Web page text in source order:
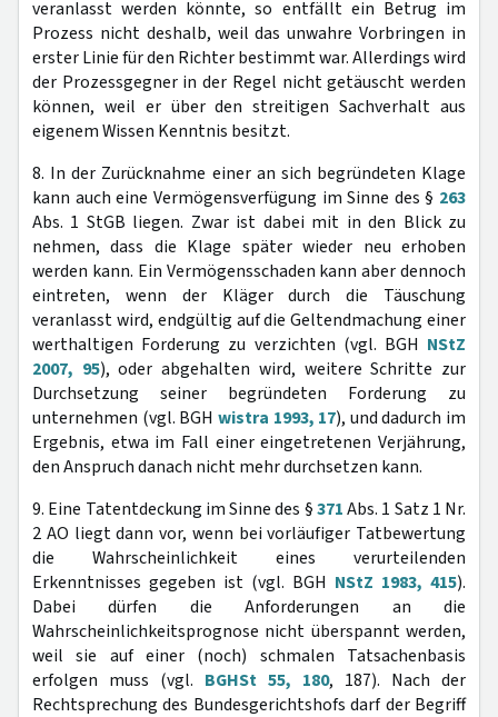
veranlasst werden könnte, so entfällt ein Betrug im
Prozess nicht deshalb, weil das unwahre Vorbringen in
erster Linie für den Richter bestimmt war. Allerdings wird
der Prozessgegner in der Regel nicht getäuscht werden
können, weil er über den streitigen Sachverhalt aus
eigenem Wissen Kenntnis besitzt.
8. In der Zurücknahme einer an sich begründeten Klage
kann auch eine Vermögensverfügung im Sinne des § 263
Abs. 1 StGB liegen. Zwar ist dabei mit in den Blick zu
nehmen, dass die Klage später wieder neu erhoben
werden kann. Ein Vermögensschaden kann aber dennoch
eintreten, wenn der Kläger durch die Täuschung
veranlasst wird, endgültig auf die Geltendmachung einer
werthaltigen Forderung zu verzichten (vgl. BGH NStZ
2007, 95), oder abgehalten wird, weitere Schritte zur
Durchsetzung seiner begründeten Forderung zu
unternehmen (vgl. BGH wistra 1993, 17), und dadurch im
Ergebnis, etwa im Fall einer eingetretenen Verjährung,
den Anspruch danach nicht mehr durchsetzen kann.
9. Eine Tatentdeckung im Sinne des §371Abs. 1 Satz 1 Nr.
2 AO liegt dann vor, wenn bei vorläufiger Tatbewertung
die Wahrscheinlichkeit eines verurteilenden
Erkenntnisses gegeben ist (vgl. BGH NStZ 1983, 415).
Dabei dürfen die Anforderungen an die
Wahrscheinlichkeitsprognose nicht überspannt werden,
weil sie auf einer (noch) schmalen Tatsachenbasis
erfolgen muss (vgl. BGHSt 55, 180, 187). Nach der
Rechtsprechung des Bundesgerichtshofs darf der Begriff